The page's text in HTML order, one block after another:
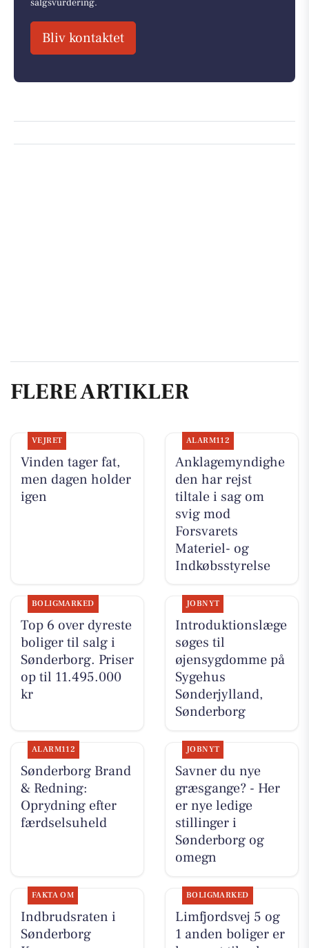
salgsvurdering.
Bliv kontaktet
FLERE ARTIKLER
VEJRET
Vinden tager fat,
men dagen holder
igen
ALARM112
Anklagemyndighe
den har rejst
tiltale i sag om
svig mod
Forsvarets
Materiel- og
Indkøbsstyrelse
BOLIGMARKED
Top 6 over dyreste
boliger til salg i
Sønderborg. Priser
op til 11.495.000
kr
JOBNYT
Introduktionslæge
søges til
øjensygdomme på
Sygehus
Sønderjylland,
Sønderborg
ALARM112
Sønderborg Brand
& Redning:
Oprydning efter
færdselsuheld
JOBNYT
Savner du nye
græsgange? - Her
er nye ledige
stillinger i
Sønderborg og
omegn
FAKTA OM
Indbrudsraten i
Sønderborg
BOLIGMARKED
Limfjordsvej 5 og
1 anden boliger er